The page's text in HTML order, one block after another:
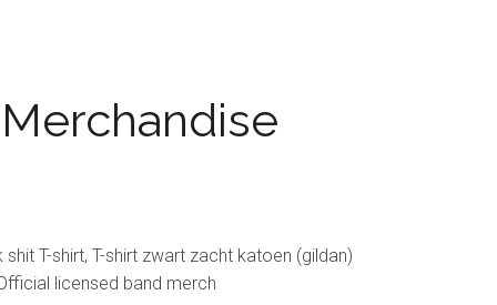
T-shirt, T-shirt zwart zacht katoen (gildan)
licensed band merch